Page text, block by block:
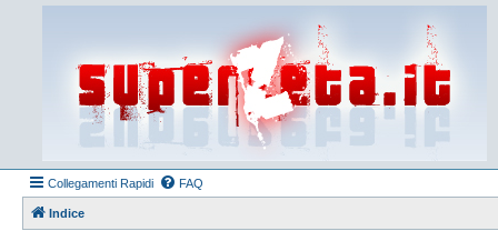
Collegamenti Rapidi FAQ
Indice